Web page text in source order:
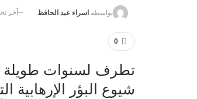
بواسطة اسراء عبد الحافظ آخر
0
تطرف لسنوات طويلة
شيوع البؤر الإرهابية